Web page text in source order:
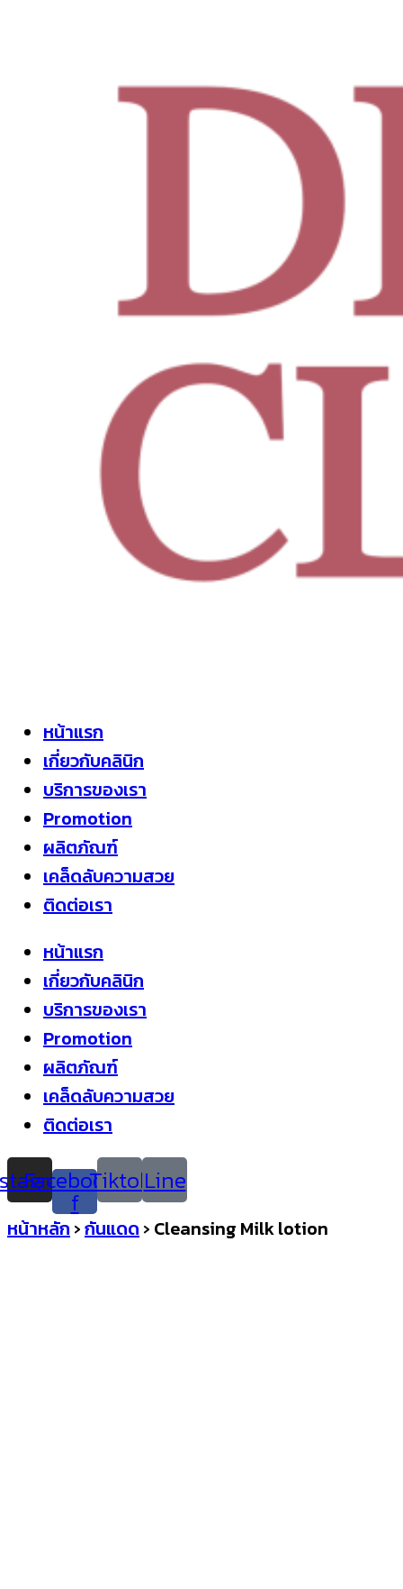
หน้าแรก
เกี่ยวกับคลินิก
บริการของเรา
Promotion
ผลิตภัณฑ์
เคล็ดลับความสวย
ติดต่อเรา
หน้าแรก
เกี่ยวกับคลินิก
บริการของเรา
Promotion
ผลิตภัณฑ์
เคล็ดลับความสวย
ติดต่อเรา
Facebook-
f
TiktokLine
หน้าหลัก ›กันแดด › Cleansing Milk lotion